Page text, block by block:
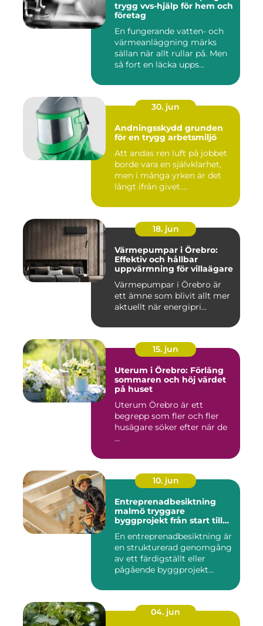
trygg vvs-hjälp för hem och
företag
En fungerande vatten- och
värmeanläggning märks
sällan när allt rullar på. Men
så fort en läcka upps...
30. jun
Andningsskydd grunden
för en trygg arbetsmiljö
Att andas ren luft på jobbet
borde vara en självklarhet,
men i många yrken är det
långt ifrån givet....
18. jun
Värmepumpar i Örebro:
Effektiv och hållbar
uppvärmning för villaägare
Värmepumpar i Örebro är
ett ämne som blivit allt mer
aktuellt när energipri...
15. jun
Uterum i Örebro: Förläng
sommaren och höj värdet
på huset
Uterum Örebro är ett
begrepp som fler och fler
husägare söker efter när de
...
10. jun
Entreprenadbesiktning
malmö tryggare
byggprojekt från start till
En entreprenadbesiktning är
en strukturerad genomgång
av ett färdigställt eller
pågående byggprojekt...
04. jun